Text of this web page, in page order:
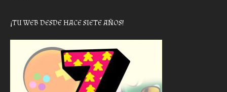
¡TU WEB DESDE HACE SIETE AÑOS!